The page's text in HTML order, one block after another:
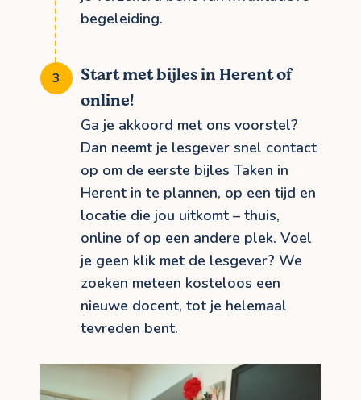
begeleiding.
Start met bijles in Herent of
online!
Ga je akkoord met ons voorstel?
Dan neemt je lesgever snel contact
op om de eerste bijles Taken in
Herent in te plannen, op een tijd en
locatie die jou uitkomt – thuis,
online of op een andere plek. Voel
je geen klik met de lesgever? We
zoeken meteen kosteloos een
nieuwe docent, tot je helemaal
tevreden bent.